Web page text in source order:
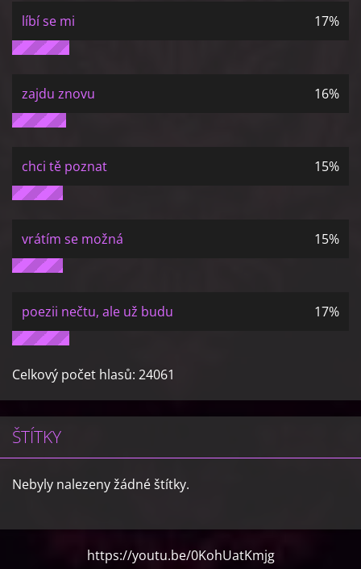
líbí se mi 17%
zajdu znovu 16%
chci tě poznat 15%
vrátím se možná 15%
poezii nečtu, ale už budu 17%
Celkový počet hlasů: 24061
ŠTÍTKY
Nebyly nalezeny žádné štítky.
https://youtu.be/0KohUatKmjg